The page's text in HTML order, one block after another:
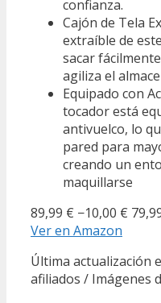
confianza.
Cajón de Tela
extraíble de
sacar
agiliza el
Equipado con
tocador está
antivuelco, lo
pared para
creando un
maquillarse
89,99 € −10,00 €
Ver en Amazon
Última actualización
afiliados / Imágenes